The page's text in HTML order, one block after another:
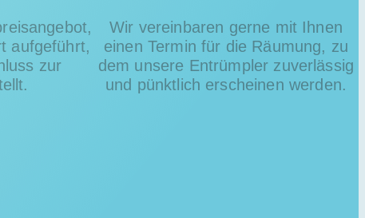
aufgeführt,
zur
Wir vereinbaren gerne mit Ihnen
einen Termin für die Räumung, zu
dem unsere Entrümpler zuverlässig
und pünktlich erscheinen werden.